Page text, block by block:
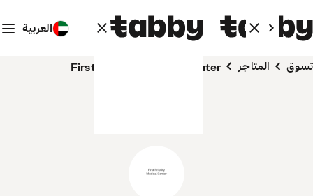
العربية
تسوق المتاجر First Priority Medical Center